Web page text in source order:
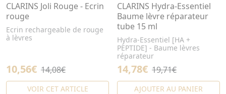
CLARINS Joli Rouge - Ecrin
rouge
Ecrin rechargeable de rouge
à lèvres
10,56€ 14,08€
VOIR CET ARTICLE
CLARINS Hydra-Essentiel
Baume lèvre réparateur
tube 15 ml
Hydra-Essentiel [HA +
PEPTIDE] - Baume lèvres
réparateur
14,78€ 19,71€
AJOUTER AU PANIER